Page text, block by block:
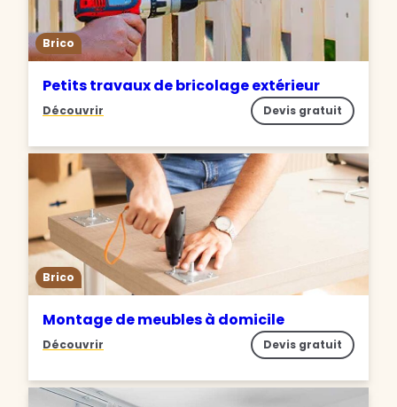
Brico
Petits travaux de bricolage extérieur
Découvrir Devis gratuit
Brico
Montage de meubles à domicile
Découvrir Devis gratuit